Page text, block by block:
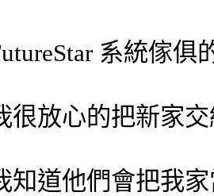
系統傢俱
很放心的把新家
知道他們會把我